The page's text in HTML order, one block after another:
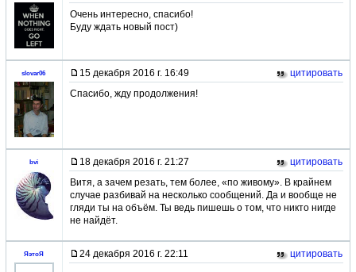
Очень интересно, спасибо!
Буду ждать новый пост)
slovar06 15 декабря 2016 г. 16:49
цитировать
Спасибо, жду продолжения!
bvi 18 декабря 2016 г. 21:27
цитировать
Витя, а зачем резать, тем более, «по живому». В крайнем
случае разбивай на несколько сообщений. Да и вообще не
гляди ты на объём. Ты ведь пишешь о том, что никто нигде
не найдёт.
ЯэтоЯ 24 декабря 2016 г. 22:11 цитировать